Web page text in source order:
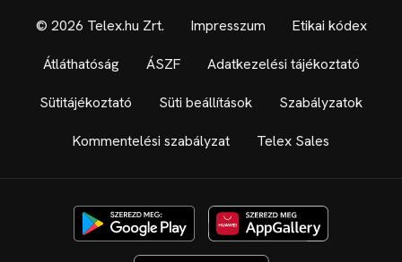
© 2026 Telex.hu Zrt. Impresszum Etikai kódex
Átláthatóság ÁSZF Adatkezelési tájékoztató
Sütitájékoztató Süti beállítások Szabályzatok
Kommentelési szabályzat Telex Sales